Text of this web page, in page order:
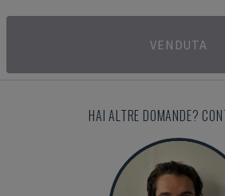
VENDUTA
HAI ALTRE DOMANDE?